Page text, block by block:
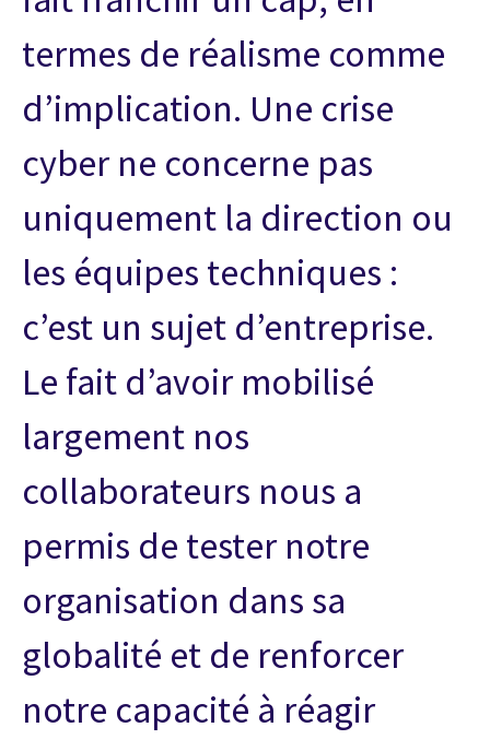
termes de réalisme comme
d’implication. Une crise
cyber ne concerne pas
uniquement la direction ou
les équipes techniques :
c’est un sujet d’entreprise.
Le fait d’avoir mobilisé
largement nos
collaborateurs nous a
permis de tester notre
organisation dans sa
globalité et de renforcer
notre capacité à réagir